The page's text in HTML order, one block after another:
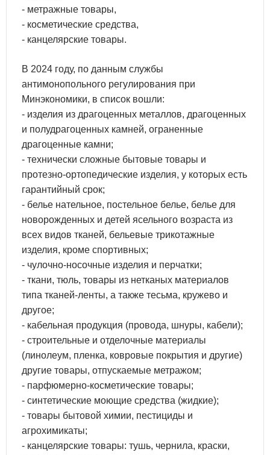
- метражные товары,
- косметические средства,
- канцелярские товары.
В 2024 году, по данным службы
антимонопольного регулирования при
Минэкономики, в список вошли:
- изделия из драгоценных металлов, драгоценных
и полудрагоценных камней, ограненные
драгоценные камни;
- технически сложные бытовые товары и
протезно-ортопедические изделия, у которых есть
гарантийный срок;
- белье нательное, постельное белье, белье для
новорожденных и детей ясельного возраста из
всех видов тканей, бельевые трикотажные
изделия, кроме спортивных;
- чулочно-носочные изделия и перчатки;
- ткани, тюль, товары из нетканых материалов
типа тканей-ленты, а также тесьма, кружево и
другое;
- кабельная продукция (провода, шнуры, кабели);
- строительные и отделочные материалы
(линолеум, пленка, ковровые покрытия и другие)
другие товары, отпускаемые метражом;
- парфюмерно-косметические товары;
- синтетические моющие средства (жидкие);
- товары бытовой химии, пестициды и
агрохимикаты;
- канцелярские товары: тушь, чернила, краски,